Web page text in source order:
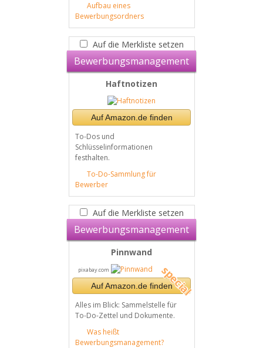
Aufbau eines
Bewerbungsordners
Auf die Merkliste setzen
Bewerbungsmanagement
Haftnotizen
Auf Amazon.de finden
To-Dos und
Schlüsselinformationen
festhalten.
To-Do-Sammlung für
Bewerber
Auf die Merkliste setzen
Bewerbungsmanagement
Pinnwand
pixabay.com
Auf Amazon.de finden
Alles im Blick: Sammelstelle für
To-Do-Zettel und Dokumente.
Was heißt
Bewerbungsmanagement?